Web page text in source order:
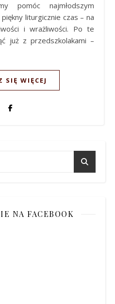
pomóc najmłodszym
liturgicznie czas – na
i wrażliwości. Po te
już z przedszkolakami –
SIĘ WIĘCEJ
NA FACEBOOK